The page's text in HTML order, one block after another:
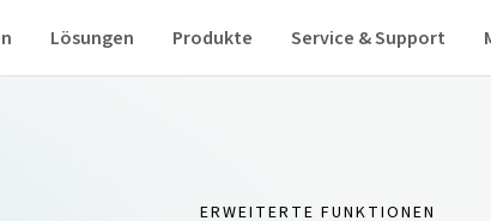
Lösungen Produkte Service & Support
ERWEITERTE FUNKTIONEN